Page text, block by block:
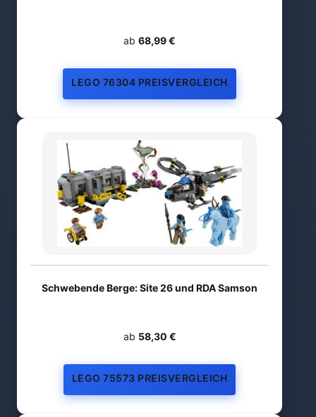
ab 68,99 €
LEGO 76304 PREISVERGLEICH
Schwebende Berge: Site 26 und RDA Samson
ab 58,30 €
LEGO 75573 PREISVERGLEICH